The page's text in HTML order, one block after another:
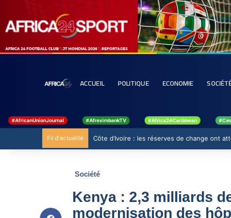
ACCUEIL POLITIQUE ECONOMIE
#AfricanUnionJournal #AfreximbankTV #Africa24Caribbean
Fil d'actualité Côte d’Ivoire : les réserves de change ont
Société
Kenya : 2,3 milliards
modernisation des